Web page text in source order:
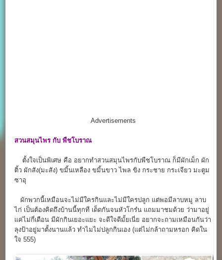
Advertisements
สวนสมุนไพร กับ พืชโบราณ
ตั้งใจเป็นพิเศษ คือ อยากทำสวนสมุนไพรกับพืชโบราณ ก็มีผักเม็ก ผัก
ติ้ว ผักสัง(มะสัง) ขมิ้นเหลือง ขมิ้นขาว ไพล ขิง กระชาย กระเจียว มะตูม
ซาอุ
ผักพวกนี้เหมือนจะไม่มีใครกินและไม่มีใครปลูก แต่พอมีลาบหมู ลาบ
ไก่ เป็นต้องคิดถึงบ้านนี้ทุกที เด็ดกันจนหัวโกร๋น แถมมาชมด้วย ว่ามาอยู่
แค่ไม่กี่เดือน มีผักกินเยอะแยะ จะดีใจดีมั้ยเนี่ย อยากจะถามเหมือนกันว่า
ลุงป้าอยู่มาตั้งนานแล้ว ทำไมไม่ปลูกกินเอง (แต่ไม่กล้าถามหรอก คิดใน
ใจ 555)